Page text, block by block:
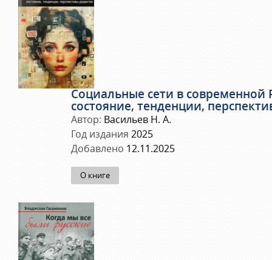
Социальные сети в современной
состояние, тенденции,
Автор: Васильев Н. А.
Год издания 2025
Добавлено 12.11.2025
О книге